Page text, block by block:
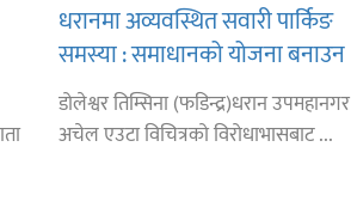
धरानमा अव्यवस्थित सवारी पार्किङ
समस्या : समाधानको योजना बनाउन
तथ्याङ्कै छैन
डोलेश्वर तिम्सिना (फडिन्द्र)धरान उपमहानगर
अचेल एउटा विचित्रको विरोधाभासबाट ...